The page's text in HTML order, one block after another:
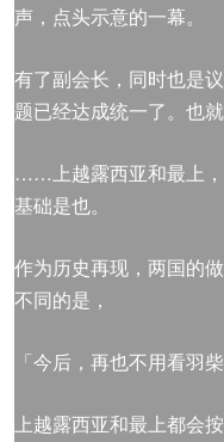
声，点头示意的一幕。
有了副会长，同时也是
题已经达成统一了。也
……上越露西亚和最上
基础是也。
作为历史再现，两国的
不同的是，
「今后，再也不用看羽
上越露西亚和最上都会